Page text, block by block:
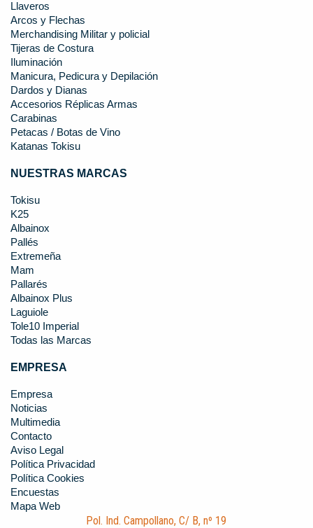
Llaveros
Arcos y Flechas
Merchandising Militar y policial
Tijeras de Costura
Iluminación
Manicura, Pedicura y Depilación
Dardos y Dianas
Accesorios Réplicas Armas
Carabinas
Petacas / Botas de Vino
Katanas Tokisu
NUESTRAS MARCAS
Tokisu
K25
Albainox
Pallés
Extremeña
Mam
Pallarés
Albainox Plus
Laguiole
Tole10 Imperial
Todas las Marcas
EMPRESA
Empresa
Noticias
Multimedia
Contacto
Aviso Legal
Política Privacidad
Política Cookies
Encuestas
Mapa Web
Pol. Ind. Campollano, C/ B, nº 19